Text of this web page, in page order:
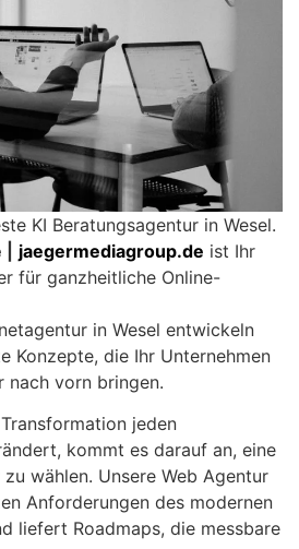
KI Beratungsagentur in Wesel.
jaegermediagroup.de ist Ihr
für ganzheitliche Online-
in Wesel entwickeln
Konzepte, die Ihr Unternehmen
nach vorn bringen.
jeden
kommt es darauf an, eine
wählen. Unsere Web Agentur
Anforderungen des modernen
liefert Roadmaps, die messbare